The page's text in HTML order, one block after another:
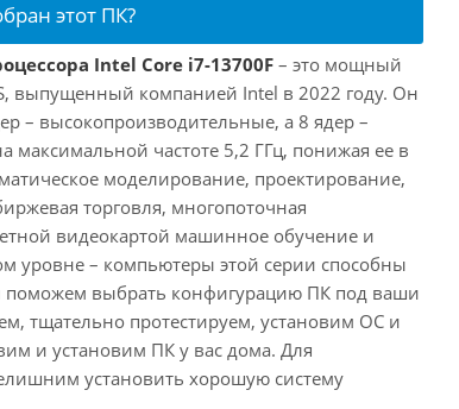
этот ПК?
Intel Core i7-13700F – это мощный
выпущенный компанией Intel в 2022 году. Он
– высокопроизводительные, а 8 ядер –
максимальной частоте 5,2 ГГц, понижая ее в
моделирование, проектирование,
торговля, многопоточная
видеокартой машинное обучение и
уровне – компьютеры этой серии способны
поможем выбрать конфигурацию ПК под ваши
тщательно протестируем, установим ОС и
и установим ПК у вас дома. Для
установить хорошую систему